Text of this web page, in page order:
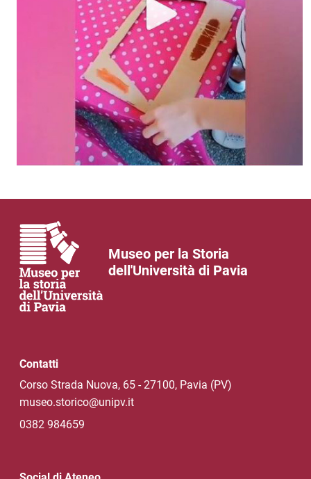
Museo per la Storia
dell'Università di Pavia
Contatti
Corso Strada Nuova, 65 - 27100, Pavia (PV)
museo.storico@unipv.it
0382 984659